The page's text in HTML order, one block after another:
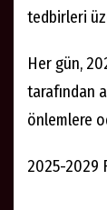
tedbirleri
Her gün,
tarafından
önlemlere
2025-2029